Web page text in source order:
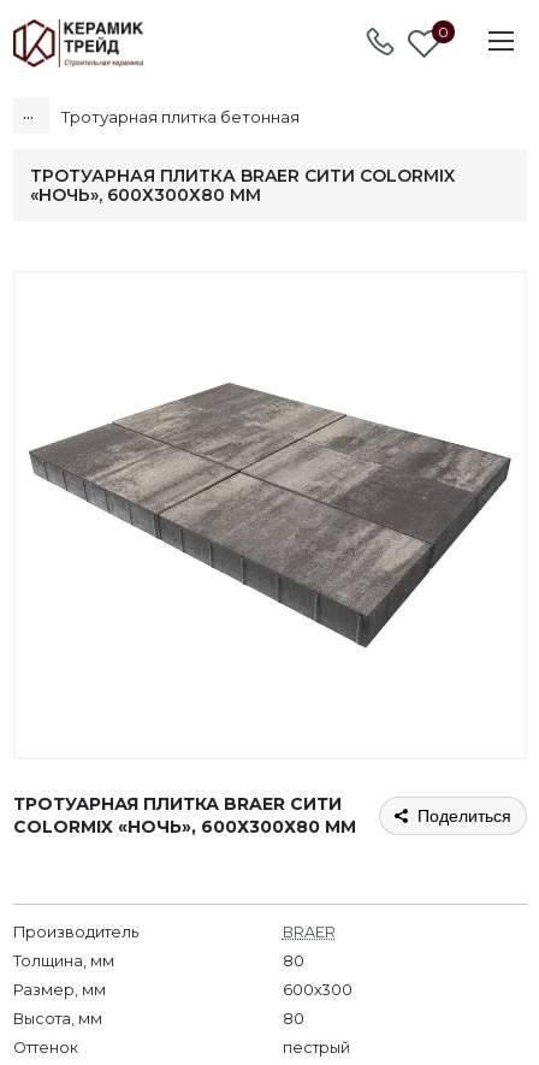
0
... Тротуарная плитка бетонная
ТРОТУАРНАЯ ПЛИТКА BRAER СИТИ COLORMIX
«НОЧЬ», 600Х300Х80 ММ
ТРОТУАРНАЯ ПЛИТКА BRAER СИТИ
COLORMIX «НОЧЬ», 600Х300Х80 ММ
Поделиться
Производитель
BRAER
Толщина, мм
80
Размер, мм
600х300
Высота, мм
80
Оттенок
пестрый